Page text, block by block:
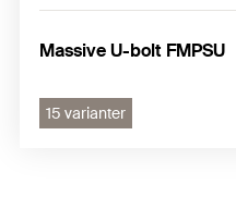
Massive U-bolt FMPSU
15 varianter